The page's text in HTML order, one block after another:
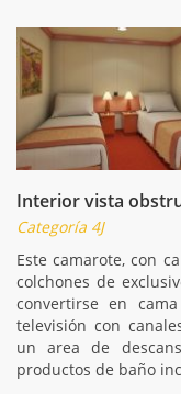
Interior vista
Categoría 4J
Este camarote, con
colchones de
convertirse en
televisión con
un area de
productos de baño